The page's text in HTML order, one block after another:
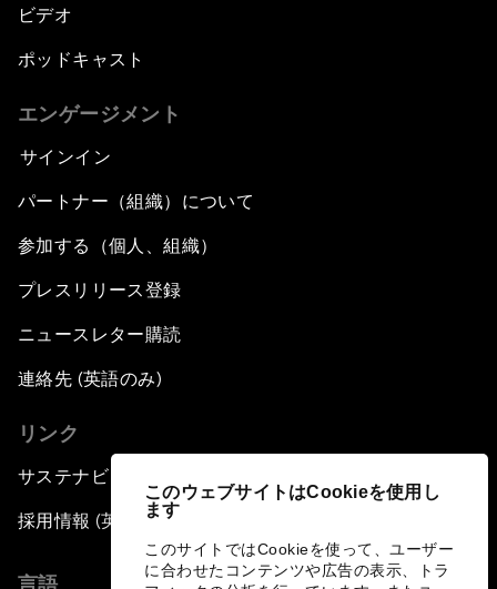
このウェブサイトはCookieを使用し
ます
このサイトではCookieを使って、ユーザー
に合わせたコンテンツや広告の表示、トラ
ビデオ
ポッドキャスト
エンゲージメント
サインイン
パートナー（組織）について
参加する（個人、組織）
プレスリリース登録
ニュースレター購読
連絡先 (英語のみ)
リンク
サステナビリティへの取り組み
採用情報 (英語のみ)
言語